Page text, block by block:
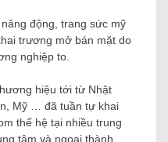
động, trang sức mỹ
trương mở bán mặt do
nghiệp to.
hiệu tới từ Nhật
Mỹ … đã tuần tự khai
thế hệ tại nhiều trung
tâm và ngoại thành